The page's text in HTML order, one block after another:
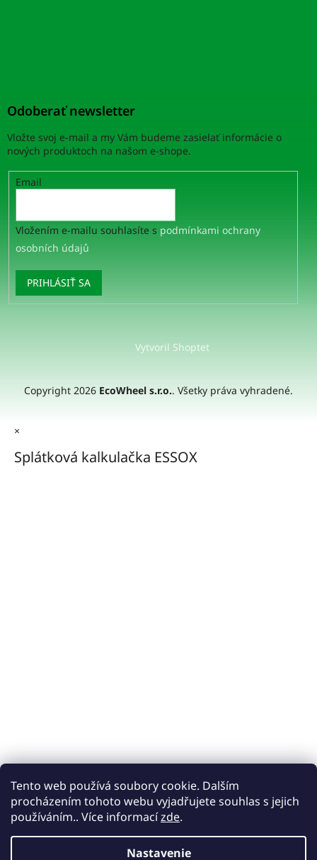
Tento web používá soubory cookie. Dalším
procházením tohoto webu vyjadřujete souhlas s jejich
používáním.. Více informacízde.
Nastavenie
Odoberať newsletter
Vložte svoj e-mail a my Vám budeme zasielať informácie o
nových produktoch na našom e-shope.
Email
Vložením e-mailu souhlasíte s podmínkami ochrany
osobních údajů
PRIHLÁSIŤ SA
Vytvoril Shoptet
Copyright 2026 EcoWheel s.r.o.. Všetky práva vyhradené.
×
Splátková kalkulačka ESSOX